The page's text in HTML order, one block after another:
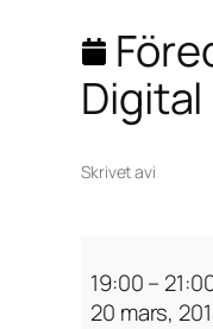
Digital
Skrivet avi
ö19:00–
20 mars,